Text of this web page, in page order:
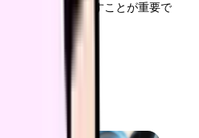
れらの能力を示すことが重要で